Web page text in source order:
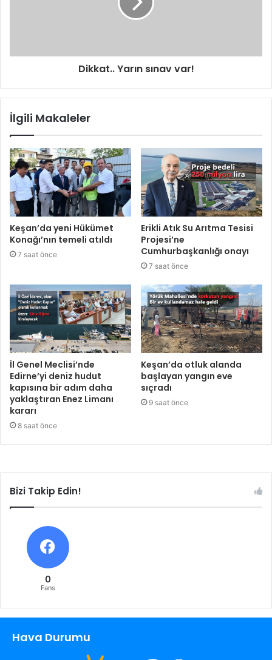
Dikkat.. Yarın sınav var!
İlgili Makaleler
Keşan’da yeni Hükümet
Konağı’nın temeli atıldı
7 saat önce
Erikli Atık Su Arıtma Tesisi
Projesi’ne
Cumhurbaşkanlığı onayı
7 saat önce
İl Genel Meclisi’nde
Edirne’yi deniz hudut
kapısına bir adım daha
yaklaştıran Enez Limanı
kararı
8 saat önce
Keşan’da otluk alanda
başlayan yangın eve
sıçradı
9 saat önce
Bizi Takip Edin!
0
Fans
Hava Durumu